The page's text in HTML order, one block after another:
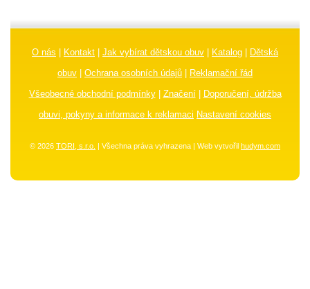
O nás Kontakt Jak vybírat dětskou obuv Katalog
Dětská
obuv
Ochrana osobních údajů
Reklamační řád
Všeobecné obchodní podmínky| Značení|
Doporučení, údržba
obuvi, pokyny a informace k reklamaci Nastavení cookies
© 2026 TORI, s.r.o. | Všechna práva vyhrazena | Web vytvořil hudym.com